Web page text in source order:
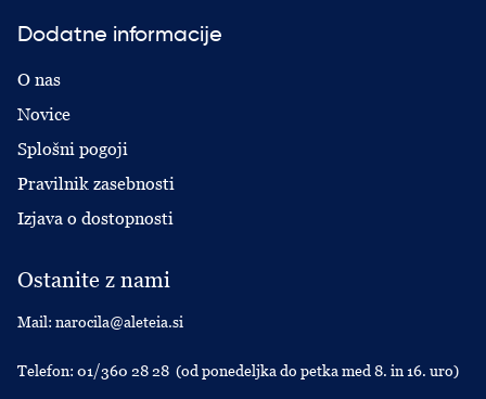
Dodatne informacije
O nas
Novice
Splošni pogoji
Pravilnik zasebnosti
Izjava o dostopnosti
Ostanite z nami
Mail: narocila@aleteia.si
Telefon: 01/360 28 28 (od ponedeljka do petka med 8. in 16. uro)